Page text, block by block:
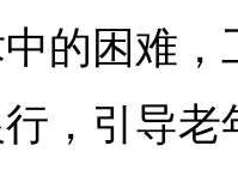
的困难
，引导